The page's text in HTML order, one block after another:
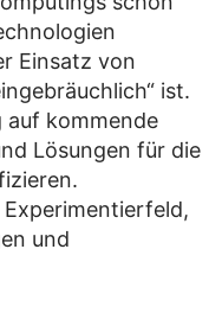
Einsatz von
ist.
auf kommende
Lösungen für die
Experimentierfeld,
und